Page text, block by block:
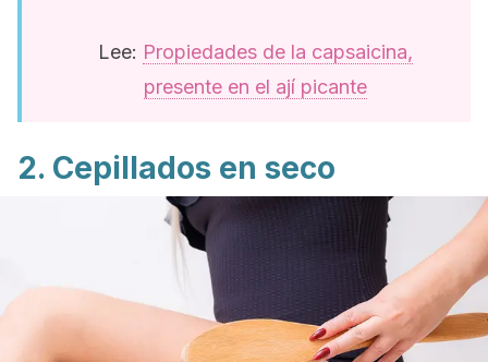
Lee: Propiedades de la capsaicina,
presente en el ají picante
2. Cepillados en seco